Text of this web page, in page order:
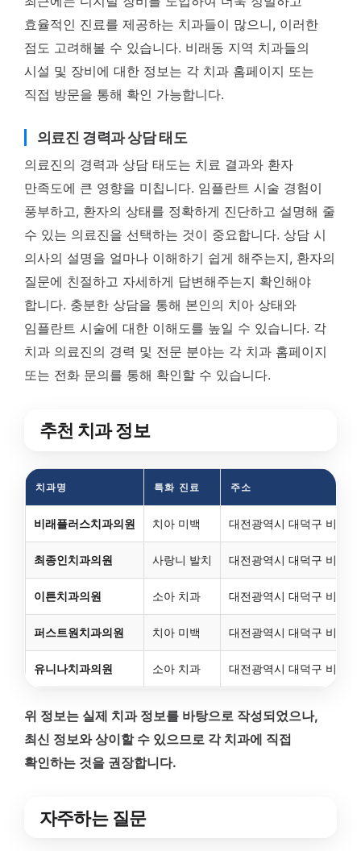
효율적인 진료를 제공하는 치과들이 많으니, 이러한
점도 고려해볼 수 있습니다. 비래동 지역 치과들의
시설 및 장비에 대한 정보는 각 치과 홈페이지 또는
직접 방문을 통해 확인 가능합니다.
의료진 경력과 상담 태도
의료진의 경력과 상담 태도는 치료 결과와 환자
만족도에 큰 영향을 미칩니다. 임플란트 시술 경험이
풍부하고, 환자의 상태를 정확하게 진단하고 설명해 줄
수 있는 의료진을 선택하는 것이 중요합니다. 상담 시
의사의 설명을 얼마나 이해하기 쉽게 해주는지, 환자의
질문에 친절하고 자세하게 답변해주는지 확인해야
합니다. 충분한 상담을 통해 본인의 치아 상태와
임플란트 시술에 대한 이해도를 높일 수 있습니다. 각
치과 의료진의 경력 및 전문 분야는 각 치과 홈페이지
또는 전화 문의를 통해 확인할 수 있습니다.
추천 치과 정보
치과명 특화 진료 주소
비래플러스치과의원 치아 미백 대전광역시 대덕구 비래
최종인치과의원 사랑니 발치 대전광역시 대덕구 비래
이튼치과의원 소아 치과 대전광역시 대덕구 비래
퍼스트원치과의원 치아 미백 대전광역시 대덕구 비래
유니나치과의원 소아 치과 대전광역시 대덕구 비래
위 정보는 실제 치과 정보를 바탕으로 작성되었으나,
최신 정보와 상이할 수 있으므로 각 치과에 직접
확인하는 것을 권장합니다.
자주하는 질문